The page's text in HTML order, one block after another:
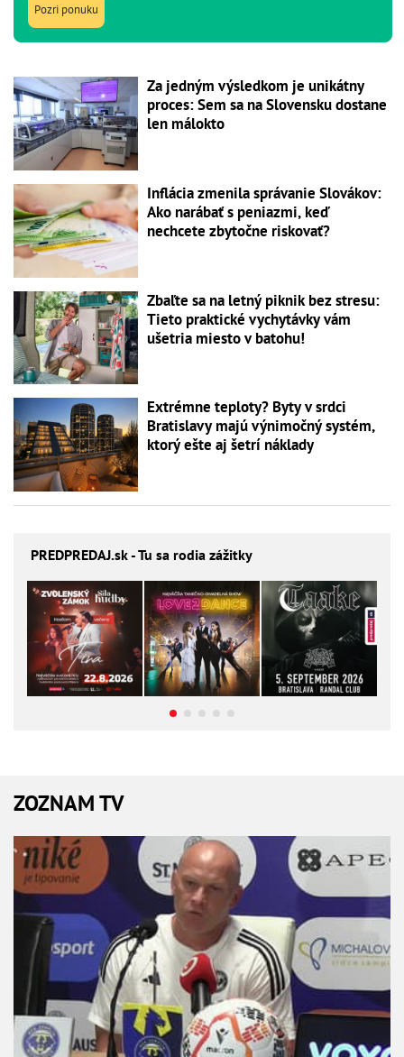
Pozri ponuku
Za jedným výsledkom je unikátny
proces: Sem sa na Slovensku dostane
len málokto
Inflácia zmenila správanie Slovákov:
Ako narábať s peniazmi, keď
nechcete zbytočne riskovať?
Zbaľte sa na letný piknik bez stresu:
Tieto praktické vychytávky vám
ušetria miesto v batohu!
Extrémne teploty? Byty v srdci
Bratislavy majú výnimočný systém,
ktorý ešte aj šetrí náklady
PREDPREDAJ.sk - Tu sa rodia zážitky
ZOZNAM TV